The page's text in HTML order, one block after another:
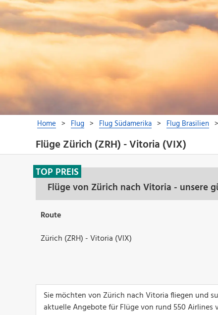
Flüge Zürich (ZRH) - Vitoria (VIX)
Flüge von Zürich nach Vitoria - unsere
TOP PREIS
Route
Zürich (ZRH) - Vitoria (VIX)
Sie möchten von Zürich nach Vitoria fliegen und
aktuelle Angebote für Flüge von rund 550